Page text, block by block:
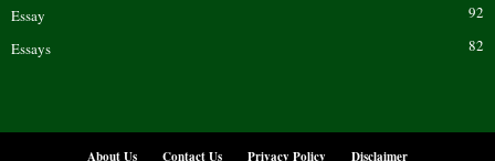
Essay
92
Essays
82
About Us Contact Us Privacy Policy Disclaimer